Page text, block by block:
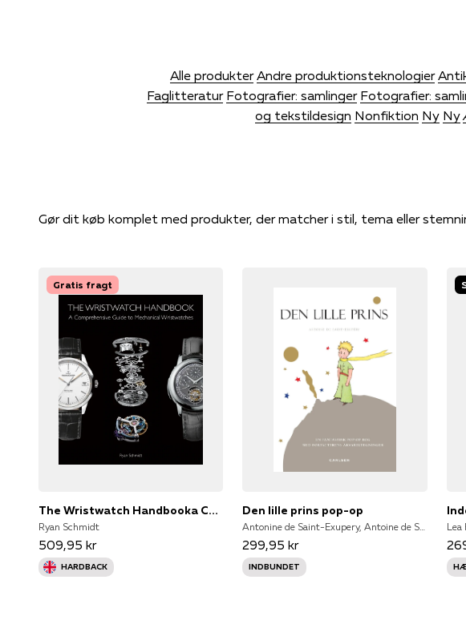
Alle produkter Andre produktionsteknologier
Faglitteratur Fotografier: samlinger Fotografier:
og tekstildesign Nonfiktion Ny Ny
Gør dit køb komplet med produkter, der matcher i stil, tema eller
Gratis fragt
The Wristwatch Handbooka Comprehensive Guide To Mechanical W
Ryan Schmidt
509,95 kr
HARDBACK
Den lille prins pop-op
299,95 kr
INDBUNDET
Lea